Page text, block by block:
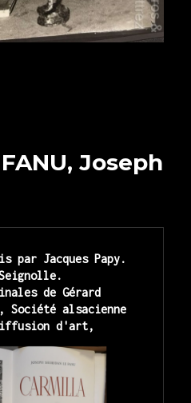
Joseph
par Jacques Papy.
de Gérard
Société alsacienne
d'art,